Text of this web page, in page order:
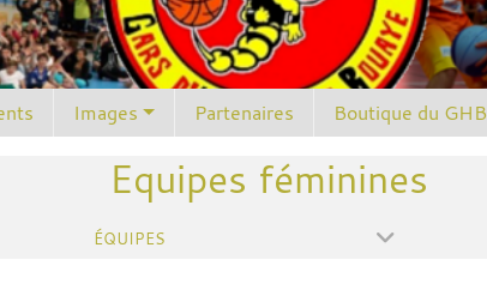
Images Partenaires Boutique du GHB
Equipes féminines
ÉQUIPES